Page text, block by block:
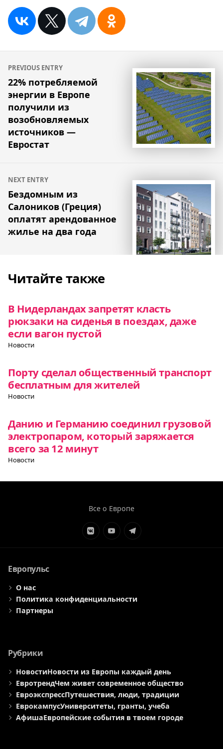
Навигация
по
записям
PREVIOUS ENTRY
22% потребляемой
энергии в Европе
получили из
возобновляемых
источников —
Евростат
NEXT ENTRY
Бездомным из
Салоников (Греция)
оплатят арендованное
жилье на два года
Читайте также
В Нидерландах запретят класть
рюкзаки на сиденья в поездах, даже
если вагон пустой
Новости
Порту сделал общественный транспорт
бесплатным для жителей
Новости
Данию и Германию соединил грузовой
электропаром, который заряжается
всего за 12 минут
Новости
Все о Европе
ЭлементЭлементЭлемент
Европульс
О нас
Политика конфиденциальности
Партнеры
Рубрики
НовостиНовости из Европы каждый день
ЕвротрендЧем живет современное общество
ЕвроэкспрессПутешествия, люди, традиции
ЕврокампусУниверситеты, гранты, учеба
АфишаЕвропейские события в твоем городе